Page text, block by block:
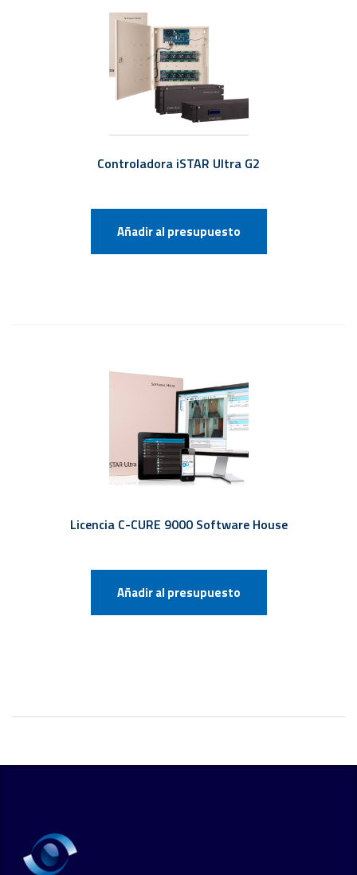
Controladora iSTAR Ultra G2
Añadir al presupuesto
Licencia C-CURE 9000 Software House
Añadir al presupuesto